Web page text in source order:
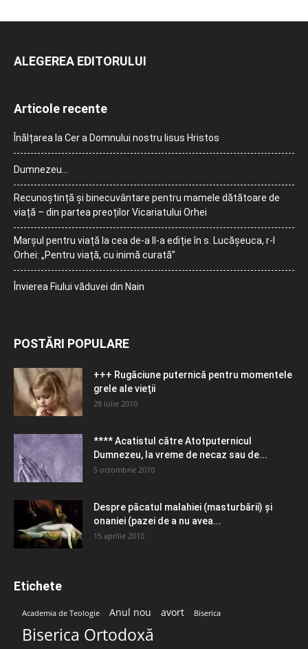
ALEGEREA EDITORULUI
Articole recente
Înălțarea la Cer a Domnului nostru Iisus Hristos
Dumnezeu…
Recunoștință și binecuvântare pentru mamele dătătoare de
viață – din partea preoților Vicariatului Orhei
Marșul pentru viață la cea de-a II-a ediție în s. Lucășeuca, r-l
Orhei: „Pentru viață, cu inimă curată”
Învierea Fiului văduvei din Nain
POSTĂRI POPULARE
+++ Rugăciune puternică pentru momentele
grele ale vieţii
28 iulie 2010
**** Acatistul către Atotputernicul
Dumnezeu, la vreme de necaz sau de...
5 octombrie 2010
Despre păcatul malahiei (masturbării) şi
onaniei (pazei de a nu avea...
15 aprilie 2010
Etichete
Academia de Teologie Anul nou avort Biserica
Biserica Ortodoxă